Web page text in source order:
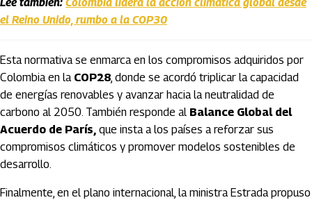
el Reino Unido, rumbo a la COP30
Esta normativa se enmarca en los compromisos adquiridos por
Colombia en laCOP28, donde se acordó triplicar la capacidad
de energías renovables y avanzar hacia la neutralidad de
carbono al 2050. También responde al Balance Global del
Acuerdo de París, que insta a los países a reforzar sus
compromisos climáticos y promover modelos sostenibles de
desarrollo.
Finalmente, en el plano internacional, la ministra Estrada propuso